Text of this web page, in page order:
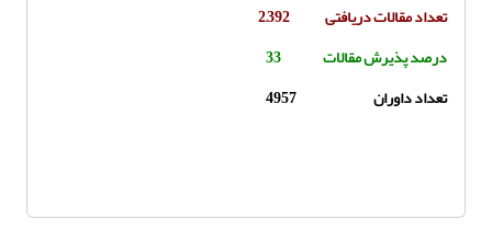
تعداد مقالات دریافتی 2,392
درصد پذیرش مقالات 33
تعداد داوران 4957